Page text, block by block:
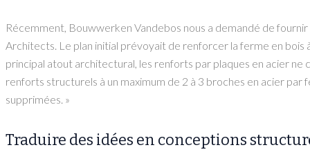
Récemment, Bouwwerken Vandebos nous a demandé de
Architects. Le plan initial prévoyait de renforcer la ferme en bois
principal atout architectural, les renforts par plaques en acier ne
renforts structurels à un maximum de 2 à 3 broches en acier
supprimées. »
Traduire des idées en conceptions